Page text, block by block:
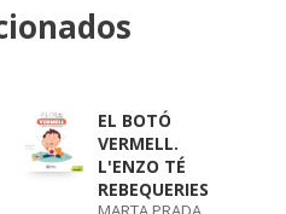
EL BOTÓ
VERMELL.
L'ENZO TÉ
REBEQUERIES